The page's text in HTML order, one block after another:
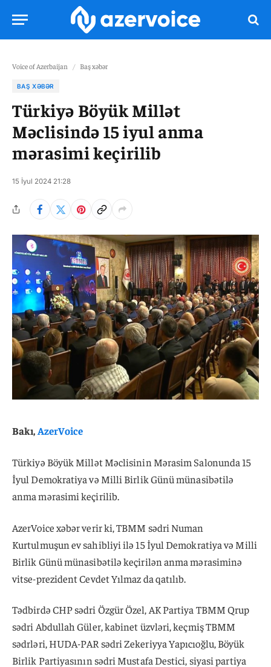
Voice of Azerbaijan / Baş xəbər
BAŞ XƏBƏR
Türkiyə Böyük Millət
Məclisində 15 iyul anma
mərasimi keçirilib
15 İyul 2024 21:28
Bakı,AzerVoice
Türkiyə Böyük Millət Məclisinin Mərasim Salonunda 15
İyul Demokratiya və Milli Birlik Günü münasibətilə
anma mərasimi keçirilib.
AzerVoice xəbər verir ki, TBMM sədri Numan
Kurtulmuşun ev sahibliyi ilə 15 İyul Demokratiya və Milli
Birlik Günü münasibətilə keçirilən anma mərasiminə
vitse-prezident Cevdet Yılmaz da qatılıb.
Tədbirdə CHP sədri Özgür Özel, AK Partiya TBMM Qrup
sədri Abdullah Güler, kabinet üzvləri, keçmiş TBMM
sədrləri, HUDA-PAR sədri Zekeriyya Yapıcıoğlu, Böyük
Birlik Partiyasının sədri Mustafa Destici, siyasi partiya